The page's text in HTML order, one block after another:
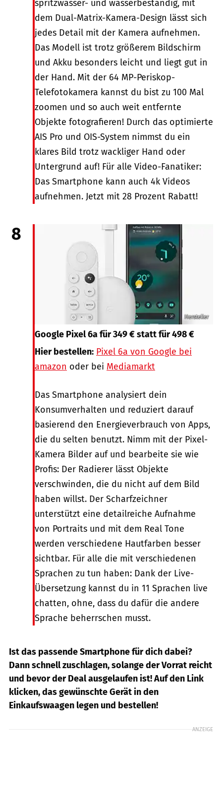
spritzwasser- und wasserbeständig, mit
dem Dual-Matrix-Kamera-Design lässt sich
jedes Detail mit der Kamera aufnehmen.
Das Modell ist trotz größerem Bildschirm
und Akku besonders leicht und liegt gut in
der Hand. Mit der 64 MP-Periskop-
Telefotokamera kannst du bist zu 100 Mal
zoomen und so auch weit entfernte
Objekte fotografieren! Durch das optimierte
AIS Pro und OIS-System nimmst du ein
klares Bild trotz wackliger Hand oder
Untergrund auf! Für alle Video-Fanatiker:
Das Smartphone kann auch 4k Videos
aufnehmen. Jetzt mit 28 Prozent Rabatt!
8
Hersteller
Google Pixel 6a für 349 € statt für 498 €
Hier bestellen: Pixel 6a von Google bei
amazon oder bei Mediamarkt
Das Smartphone analysiert dein
Konsumverhalten und reduziert darauf
basierend den Energieverbrauch von Apps,
die du selten benutzt. Nimm mit der Pixel-
Kamera Bilder auf und bearbeite sie wie
Profis: Der Radierer lässt Objekte
verschwinden, die du nicht auf dem Bild
haben willst. Der Scharfzeichner
unterstützt eine detailreiche Aufnahme
von Portraits und mit dem Real Tone
werden verschiedene Hautfarben besser
sichtbar. Für alle die mit verschiedenen
Sprachen zu tun haben: Dank der Live-
Übersetzung kannst du in 11 Sprachen live
chatten, ohne, dass du dafür die andere
Sprache beherrschen musst.
Ist das passende Smartphone für dich dabei?
Dann schnell zuschlagen, solange der Vorrat reicht
und bevor der Deal ausgelaufen ist! Auf den Link
klicken, das gewünschte Gerät in den
Einkaufswaagen legen und bestellen!
ANZEIGE